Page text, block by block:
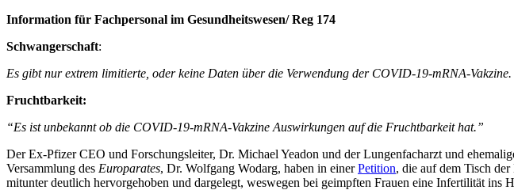
Information für Fachpersonal im Gesundheitswesen/ Reg 174
Schwangerschaft:
Es gibt nur extrem limitierte, oder keine Daten über die Verwendung der COVID-19-mRNA-Vakzine.
Fruchtbarkeit:
“Es ist unbekannt ob die COVID-19-mRNA-Vakzine Auswirkungen auf die Fruchtbarkeit hat.”
Der Ex-Pfizer CEO und Forschungsleiter, Dr. Michael Yeadon und der Lungenfacharzt und
Versammlung des Europarates, Dr. Wolfgang Wodarg, haben in einerPetition, die auf dem Tisch
mitunter deutlich hervorgehoben und dargelegt, weswegen bei geimpften Frauen eine Infertilität ins